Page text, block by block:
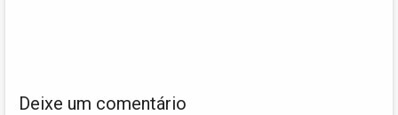
Deixe um comentário